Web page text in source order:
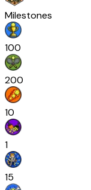
Milestones
100
200
10
1
15